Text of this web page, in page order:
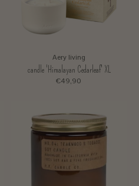
Aery living
candle 'Himalayan Cedarleaf' XL
€49,90